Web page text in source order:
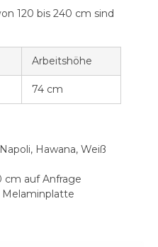
120 bis 240 cm sind
Arbeitshöhe
74 cm
Hawana, Weiß
cm auf Anfrage
Melaminplatte